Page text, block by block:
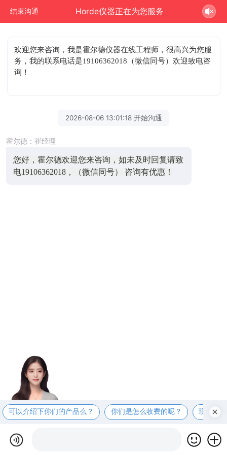
结束沟通 Horde仪器正在为您服务
欢迎您来咨询 ，我是霍尔德仪器在线工程师，很高兴为您服
务，我的联系电话是19106362018（微信同号）欢迎致电咨
询！
2026-08-06 13:01:18 开始沟通
霍尔德：崔经理
您好，霍尔德欢迎您来咨询，如未及时回复请致
电19106362018，（微信同号） 咨询有优惠！
可以介绍下你们的产品么？ 你们是怎么收费的呢？ 现在有